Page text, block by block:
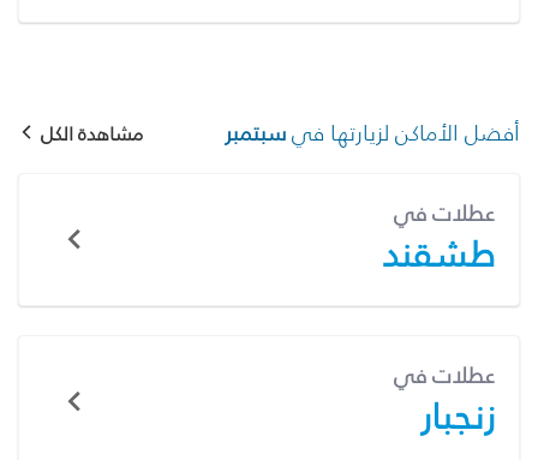
أفضل الأماكن لزيارتها فيسبتمبر مشاهدة الكل
عطلات في
طشقند
عطلات في
زنجبار